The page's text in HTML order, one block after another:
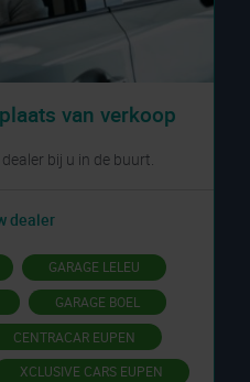
van verkoop
bij u in de buurt.
dealer
GARAGE LELEU
GARAGE BOEL
CENTRACAR EUPEN
XCLUSIVE CARS EUPEN